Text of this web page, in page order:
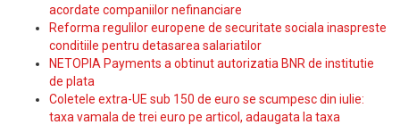
acordate companiilor nefinanciare
Reforma regulilor europene de securitate sociala inaspreste
conditiile pentru detasarea salariatilor
NETOPIA Payments a obtinut autorizatia BNR de institutie
de plata
Coletele extra-UE sub 150 de euro se scumpesc din iulie:
taxa vamala de trei euro pe articol, adaugata la taxa